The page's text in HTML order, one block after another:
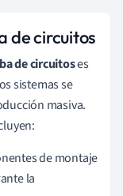
de circuitos
de circuitoses
sistemas se
masiva.
de montaje
la